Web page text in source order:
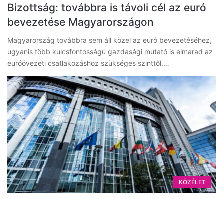
Bizottság: továbbra is távoli cél az euró
bevezetése Magyarországon
Magyarország továbbra sem áll közel az euró bevezetéséhez,
ugyanis több kulcsfontosságú gazdasági mutató is elmarad az
euróövezeti csatlakozáshoz szükséges szinttől.…
KÖZÉLET